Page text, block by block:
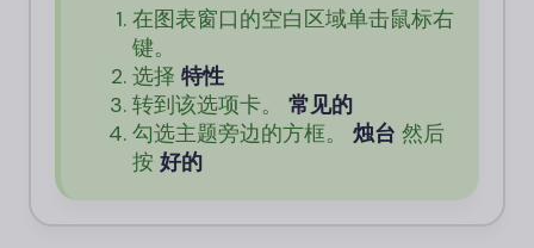
在图表窗口的空白区域单击鼠标右
键。
选择 特性
转到该选项卡。 常见的
勾选主题旁边的方框。 烛台 然后
按 好的